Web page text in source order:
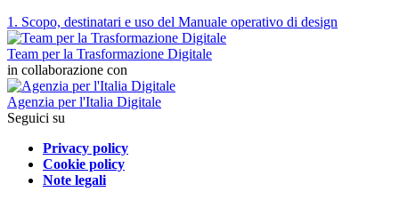
1. Scopo, destinatari e uso del Manuale operativo di design
Team per la Trasformazione Digitale
in collaborazione con
Agenzia per l'Italia Digitale
Seguici su
Privacy policy
Cookie policy
Note legali